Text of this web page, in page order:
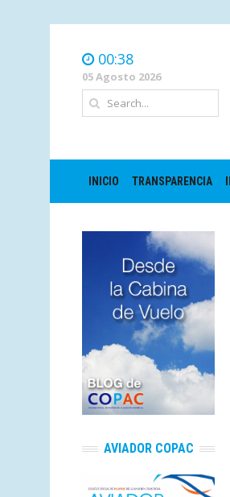
00:38
05 Agosto 2026
INICIO TRANSPARENCIA
AVIADOR COPAC